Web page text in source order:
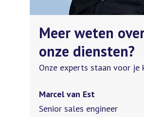
Meer weten
onze diensten?
Onze experts staan voor je
Marcel van Est
Senior sales engineer